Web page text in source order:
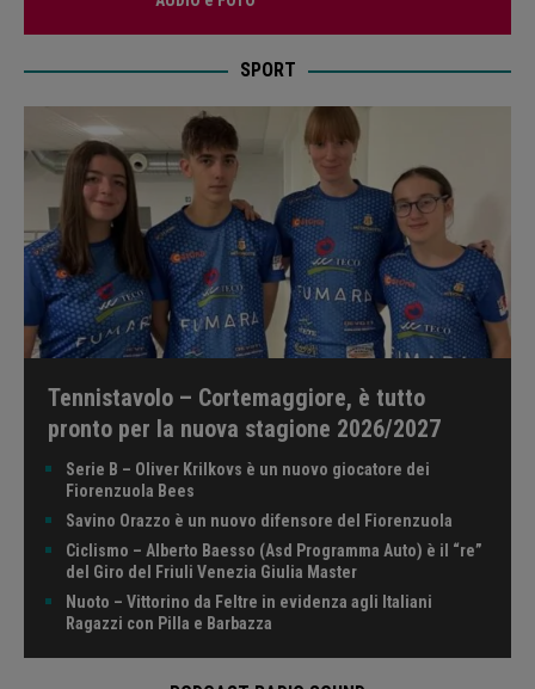
SPORT
Tennistavolo – Cortemaggiore, è tutto
pronto per la nuova stagione 2026/2027
Serie B – Oliver Krilkovs è un nuovo giocatore dei
Fiorenzuola Bees
Savino Orazzo è un nuovo difensore del Fiorenzuola
Ciclismo – Alberto Baesso (Asd Programma Auto) è il “re”
del Giro del Friuli Venezia Giulia Master
Nuoto – Vittorino da Feltre in evidenza agli Italiani
Ragazzi con Pilla e Barbazza